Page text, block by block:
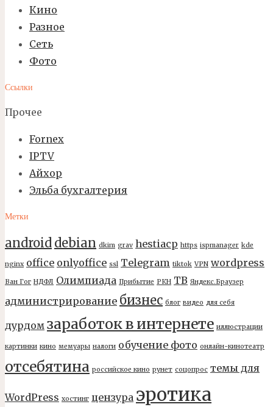
Кино
Разное
Сеть
Фото
Ссылки
Прочее
Fornex
IPTV
Айхор
Эльба бухгалтерия
Метки
android debian dkim grav hestiacp https ispmanager kde
nginx office onlyoffice ssl Telegram tiktok VPN wordpress
Ван Гог НДФЛ Олимпиада Прибытие РКН ТВ Яндекс.Браузер
администрирование бизнес блог видео для себя
дурдом заработок в интернете иллюстрации
картинки кино мемуары налоги обучение фото онлайн-кинотеатр
отсебятина российское кино рунет соцопрос темы для
WordPress хостинг цензура эротика